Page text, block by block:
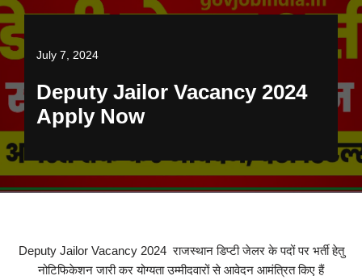
July 7, 2024
Deputy Jailor Vacancy 2024
Apply Now
Deputy Jailor Vacancy 2024 राजस्थान डिप्टी जेलर के पदों पर भर्ती हेतु
नोटिफिकेशन जारी कर योग्यता उम्मीदवारों से आवेदन आमंत्रित किए हैं